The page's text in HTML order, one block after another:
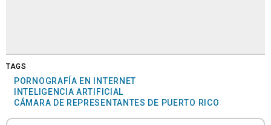
TAGS
PORNOGRAFÍA EN INTERNET
INTELIGENCIA ARTIFICIAL
CÁMARA DE REPRESENTANTES DE PUERTO RICO